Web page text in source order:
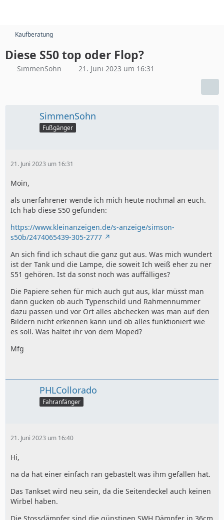
Kaufberatung
Diese S50 top oder Flop?
SimmenSohn 21. Juni 2023 um 16:31
SimmenSohn
Fußgänger
21. Juni 2023 um 16:31
Moin,
als unerfahrener wende ich mich heute nochmal an euch.
Ich hab diese S50 gefunden:
https://www.kleinanzeigen.de/s-anzeige/simson-
s50b/2474065439-305-2777
An sich find ich schaut die ganz gut aus. Was mich wundert
ist der Tank und die Lampe, die soweit Ich weiß eher zu ner
S51 gehören. Ist da sonst noch was auffälliges?
Die Papiere sehen für mich auch gut aus, klar müsst man
dann gucken ob auch Typenschild und Rahmennummer
dazu passen und vor Ort alles abchecken was man auf den
Bildern nicht erkennen kann und ob alles funktioniert wie
es soll. Was haltet ihr von dem Moped?
Mfg
PHLCollorado
Fahranfänger
21. Juni 2023 um 16:40
Hi,
na da hat einer einfach ran gebastelt was ihm gefallen hat.
Das Tankset wird neu sein, da die Seitendeckel auch keinen
Wirbel haben.
Die Stossdämpfer sind die günstigen SWH Dämpfer in 36cm